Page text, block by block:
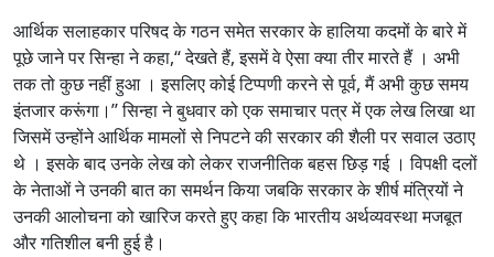
आर्थिक सलाहकार परिषद के गठन समेत सरकार के हालिया कदमों के बारे में
पूछे जाने पर सिन्हा ने कहा,‘‘ देखते हैं, इसमें वे ऐसा क्या तीर मारते हैं । अभी
तक तो कुछ नहीं हुआ । इसलिए कोई टिप्पणी करने से पूर्व, मैं अभी कुछ समय
इंतजार करूंगा।’’ सिन्हा ने बुधवार को एक समाचार पत्र में एक लेख लिखा था
जिसमें उन्होंने आर्थिक मामलों से निपटने की सरकार की शैली पर सवाल उठाए
थे । इसके बाद उनके लेख को लेकर राजनीतिक बहस छिड़ गई । विपक्षी दलों
के नेताओं ने उनकी बात का समर्थन किया जबकि सरकार के शीर्ष मंत्रियों ने
उनकी आलोचना को खारिज करते हुए कहा कि भारतीय अर्थव्यवस्था मजबूत
और गतिशील बनी हुई है।